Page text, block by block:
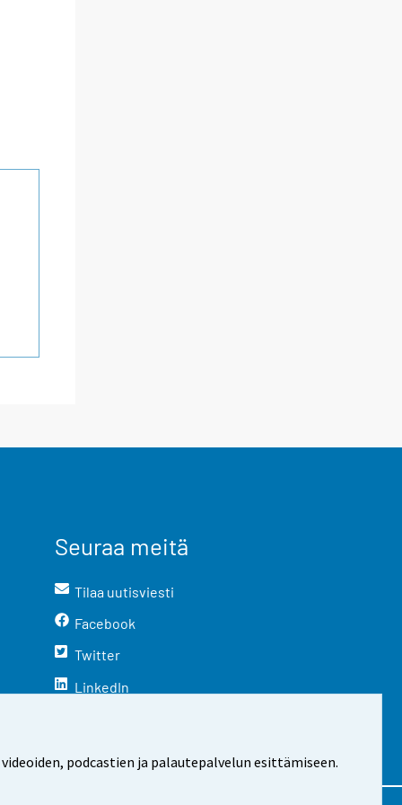
podcastien ja palautepalvelun esittämiseen.
Seuraa meitä
Tilaa uutisviesti
Facebook
Twitter
LinkedIn